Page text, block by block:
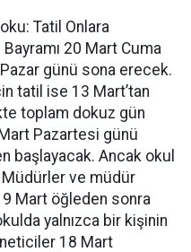
Tatil Onlara
Bayramı 20 Mart Cuma
günü sona erecek.
tatil ise 13 Mart’tan
toplam dokuz gün
Pazartesi günü
başlayacak. Ancak okul
ve müdür
Mart öğleden sonra
yalnızca bir kişinin
18 Mart